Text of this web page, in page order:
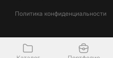
Политика конфиденциальности